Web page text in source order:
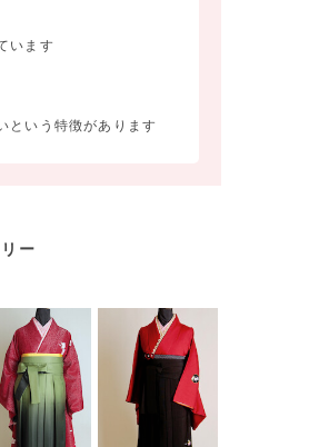
います
という特徴があります
ー